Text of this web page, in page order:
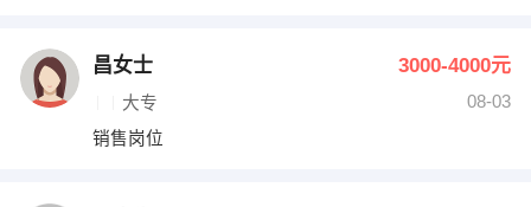
昌女士 3000-4000元
大专
08-03
销售岗位